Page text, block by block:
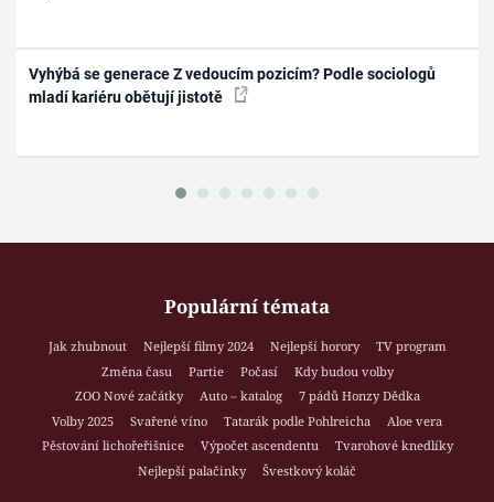
Vyhýbá se generace Z vedoucím pozicím? Podle sociologů
mladí kariéru obětují jistotě
Populární témata
Jak zhubnout Nejlepší filmy 2024 Nejlepší horory
TV program
Změna času
Partie Počasí
Kdy budou volby
ZOO Nové začátky
Auto – katalog
7 pádů Honzy Dědka
Volby 2025
Svařené víno Tatarák podle Pohlreicha
Aloe vera
Pěstování lichořeřišnice
Výpočet ascendentu
Tvarohové knedlíky
Nejlepší palačinky
Švestkový koláč